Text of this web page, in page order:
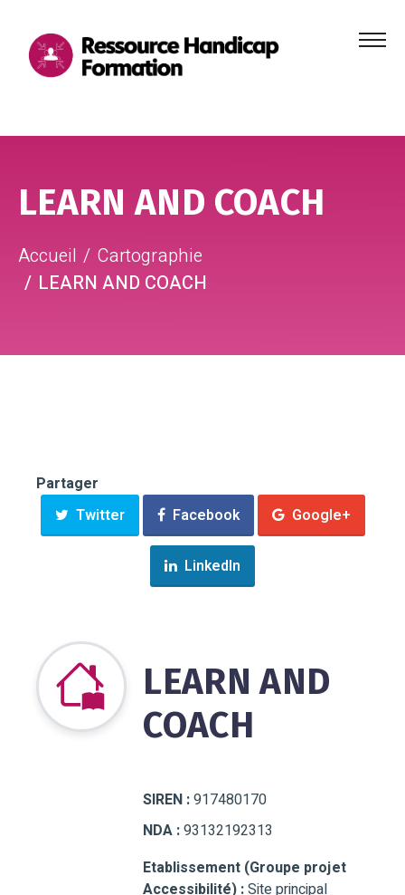
Menu
LEARN AND COACH
Accueil
Cartographie
LEARN AND COACH
Partager
Twitter
Facebook Google+
LinkedIn
LEARN AND
COACH
SIREN :917480170
NDA :93132192313
Etablissement (Groupe projet
Accessibilité) :Site principal